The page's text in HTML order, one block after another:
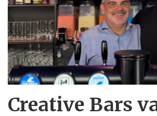
Creative Bars